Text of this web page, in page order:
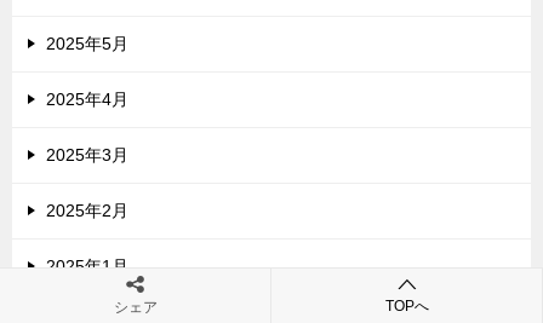
2025年5月
2025年4月
2025年3月
2025年2月
2025年1月
シェア TOPへ